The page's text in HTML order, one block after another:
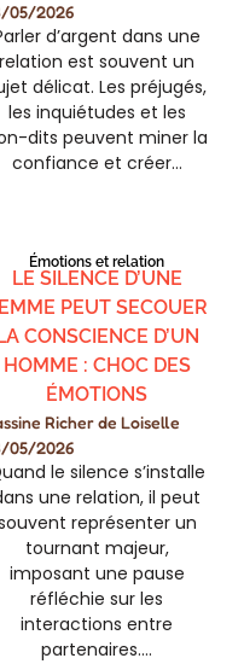
05/2026
d’argent dans une
relation est souvent un
délicat. Les préjugés,
les inquiétudes et les
dits peuvent miner la
confiance et créer…
Émotions et relation
LE SILENCE D’UNE
PEUT SECOUER
LA CONSCIENCE D’UN
HOMME : CHOC DES
ÉMOTIONS
Richer de Loiselle
05/2026
le silence s’installe
une relation, il peut
représenter un
tournant majeur,
imposant une pause
réfléchie sur les
interactions entre
partenaires….